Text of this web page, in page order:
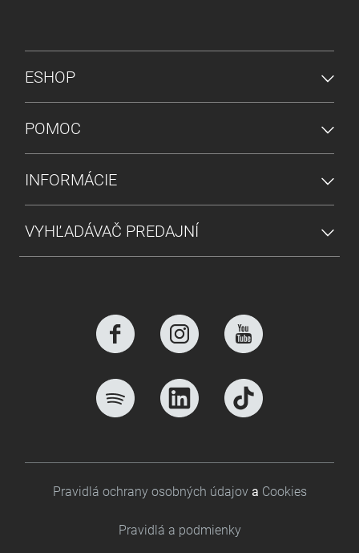
PONUKA V PÄTE
ESHOP
POMOC
INFORMÁCIE
VYHĽADÁVAČ PREDAJNÍ
Footer bottom
Pravidlá ochrany osobných údajov a Cookies
Pravidlá a podmienky